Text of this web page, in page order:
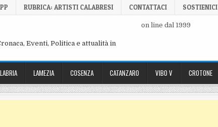
RUBRICA: ARTISTI CALABRESI CONTATTACI SOSTIENICI
Eventi, Politica e attualità in
on line dal 1999
LAMEZIA COSENZA CATANZARO VIBO V CROTONE